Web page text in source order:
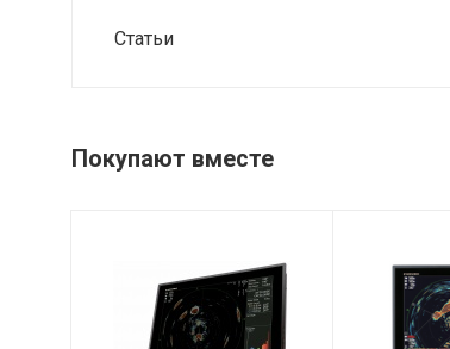
Статьи
Покупают вместе